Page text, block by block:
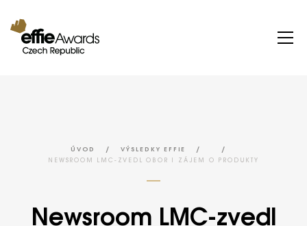
ÚVOD / VÝSLEDKY EFFIE / /
NEWSROOM LMC-ZVEDL OBOR I ZÁJEM O PRODUKTY
Newsroom LMC-zvedl